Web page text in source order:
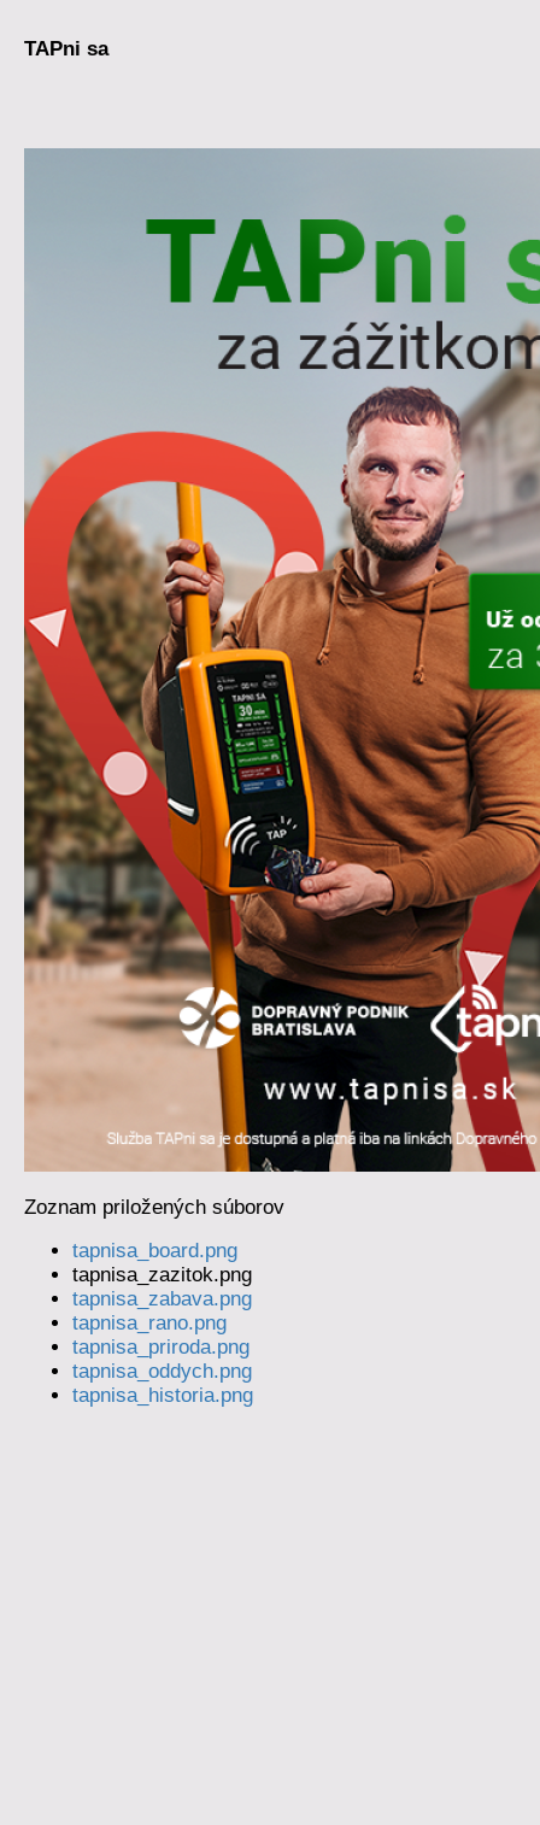
TAPni sa
Zoznam priložených súborov
tapnisa_board.png
tapnisa_zazitok.png
tapnisa_zabava.png
tapnisa_rano.png
tapnisa_priroda.png
tapnisa_oddych.png
tapnisa_historia.png